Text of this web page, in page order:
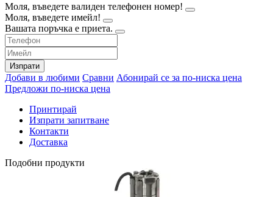
Моля, въведете валиден телефонен номер!
Моля, въведете имейл!
Вашата поръчка е приета.
Изпрати
Добави в любими Сравни Абонирай се за по-ниска цена
Предложи по-ниска цена
Принтирай
Изпрати запитване
Контакти
Доставка
Подобни продукти